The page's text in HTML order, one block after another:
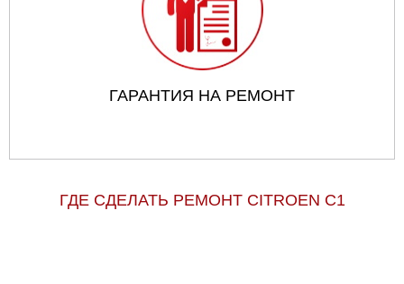
ГАРАНТИЯ НА РЕМОНТ
ГДЕ СДЕЛАТЬ РЕМОНТ CITROEN C1